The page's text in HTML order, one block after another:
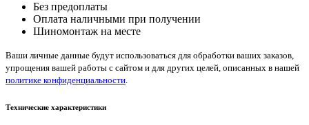
235/55/R17Без предоплаты
Оплата наличными при получении
Шиномонтаж на месте
Ваши личные данные будут использоваться для обработки ваших заказов,
упрощения вашей работы с сайтом и для других целей, описанных в нашей
политике конфиденциальности.
Технические характеристики